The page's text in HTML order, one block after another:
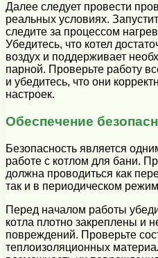
Далее следует провести
реальных условиях.
следите за процессом
Убедитесь, что котел
воздух и поддерживает
парной. Проверьте работу
и убедитесь, что они
настроек.
Обеспечение
Безопасность является
работе с котлом для бани.
должна проводиться как
так и в периодическом
Перед началом работы
котла плотно закреплены и
повреждений. Проверьте
теплоизоляционных